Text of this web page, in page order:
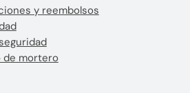
y reembolsos
de mortero